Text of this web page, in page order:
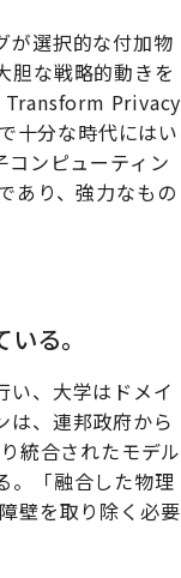
が選択的な付加物
胆な戦略的動きを
Privacy
十分な時代にはい
ンピューティン
あり、強力なもの
る。
い、大学はドメイ
は、連邦政府から
統合されたモデル
。「融合した物理
壁を取り除く必要